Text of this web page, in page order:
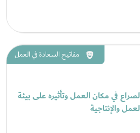
مفاتيح السعادة في العمل
في مكان العمل وتأثيره على بيئة
والإنتاجية